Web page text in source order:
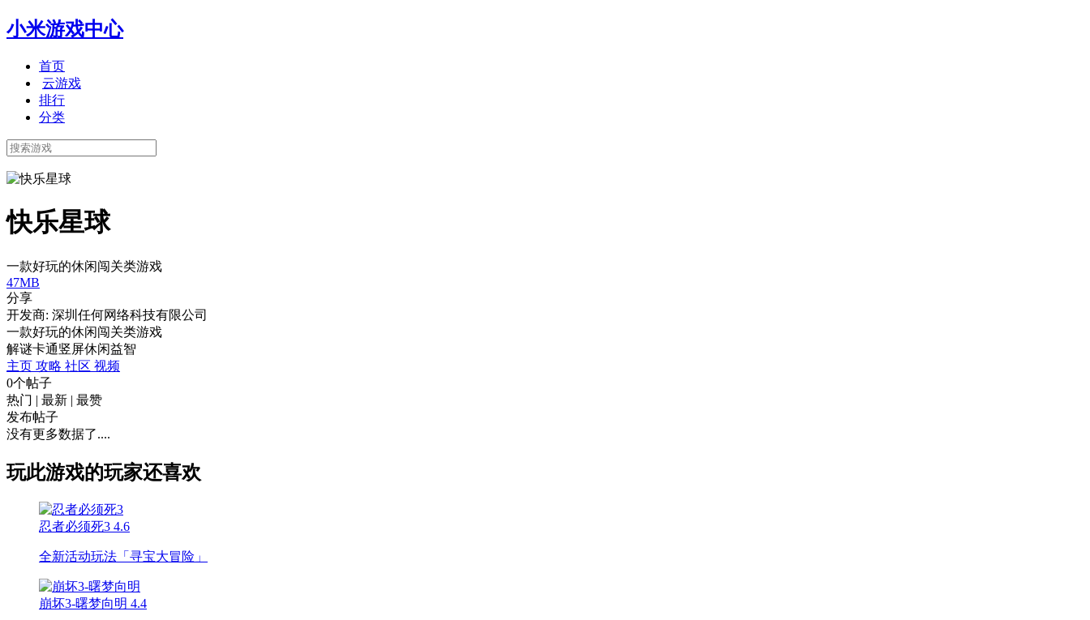
小米游戏中心
首页
云游戏
排行
分类
快乐星球
一款好玩的休闲闯关类游戏
47MB
分享
开发商: 深圳任何网络科技有限公司
一款好玩的休闲闯关类游戏
解谜卡通竖屏休闲益智
主页 攻略 社区 视频
0个帖子
热门 | 最新 | 最赞
发布帖子
没有更多数据了....
玩此游戏的玩家还喜欢
忍者必须死3 4.6
全新活动玩法「寻宝大冒险」
崩坏3-曙梦向明 4.4